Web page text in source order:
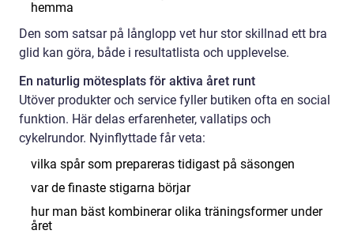
hemma
Den som satsar på långlopp vet hur stor skillnad ett bra
glid kan göra, både i resultatlista och upplevelse.
En naturlig mötesplats för aktiva året runt
Utöver produkter och service fyller butiken ofta en social
funktion. Här delas erfarenheter, vallatips och
cykelrundor. Nyinflyttade får veta:
vilka spår som prepareras tidigast på säsongen
var de finaste stigarna börjar
hur man bäst kombinerar olika träningsformer under
året